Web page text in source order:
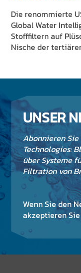
Die renommierte
Global Water
Stofffiltern auf
Nische der
UNSER
Abonnieren Sie
Technologies:
über Systeme
Filtration von
Wenn Sie den
akzeptieren